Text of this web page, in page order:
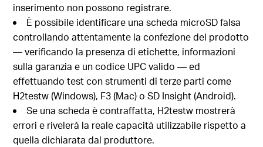
inserimento non possono registrare.
È possibile identificare una scheda microSD falsa
controllando attentamente la confezione del prodotto
— verificando la presenza di etichette, informazioni
sulla garanzia e un codice UPC valido — ed
effettuando test con strumenti di terze parti come
H2testw (Windows), F3 (Mac) o SD Insight (Android).
Se una scheda è contraffatta, H2testw mostrerà
errori e rivelerà la reale capacità utilizzabile rispetto a
quella dichiarata dal produttore.